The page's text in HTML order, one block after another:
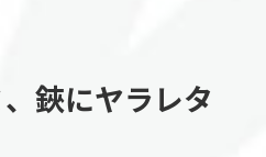
鋏にヤラレタ